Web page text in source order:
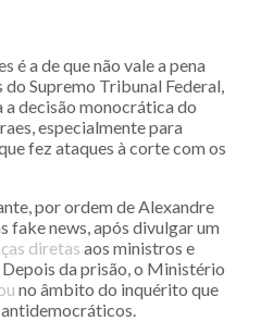
é a de que não vale a pena
Supremo Tribunal Federal,
a decisão monocrática do
especialmente para
fez ataques à corte com os
por ordem de Alexandre
fake news, após divulgar um
diretas aos ministros e
da prisão, o Ministério
no âmbito do inquérito que